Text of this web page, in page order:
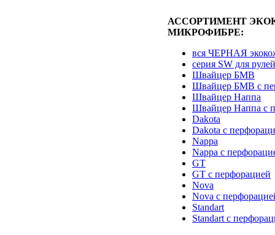
АССОРТИМЕНТ
МИКРОФИБРЕ:
вся ЧЕРНАЯ
серия SW для
Швайцер БМВ
Швайцер БМВ с
Швайцер Наппа
Швайцер Наппа с
Dakota
Dakota с
Nappa
Nappa с
GT
GT с перфорацией
Nova
Nova с
Standart
Standart с